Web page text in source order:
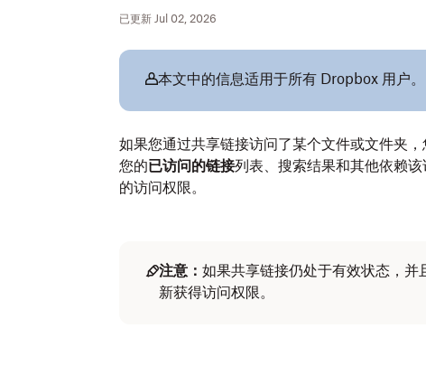
已更新 Jul 02, 2026
本文中的信息适用于所有 Dropbox 用户。
如果您通过共享链接访问了某个文件或文件夹
您的已访问的链接列表、搜索结果和其他依赖
的访问权限。
注意： 如果共享链接仍处于有效状态，
新获得访问权限。